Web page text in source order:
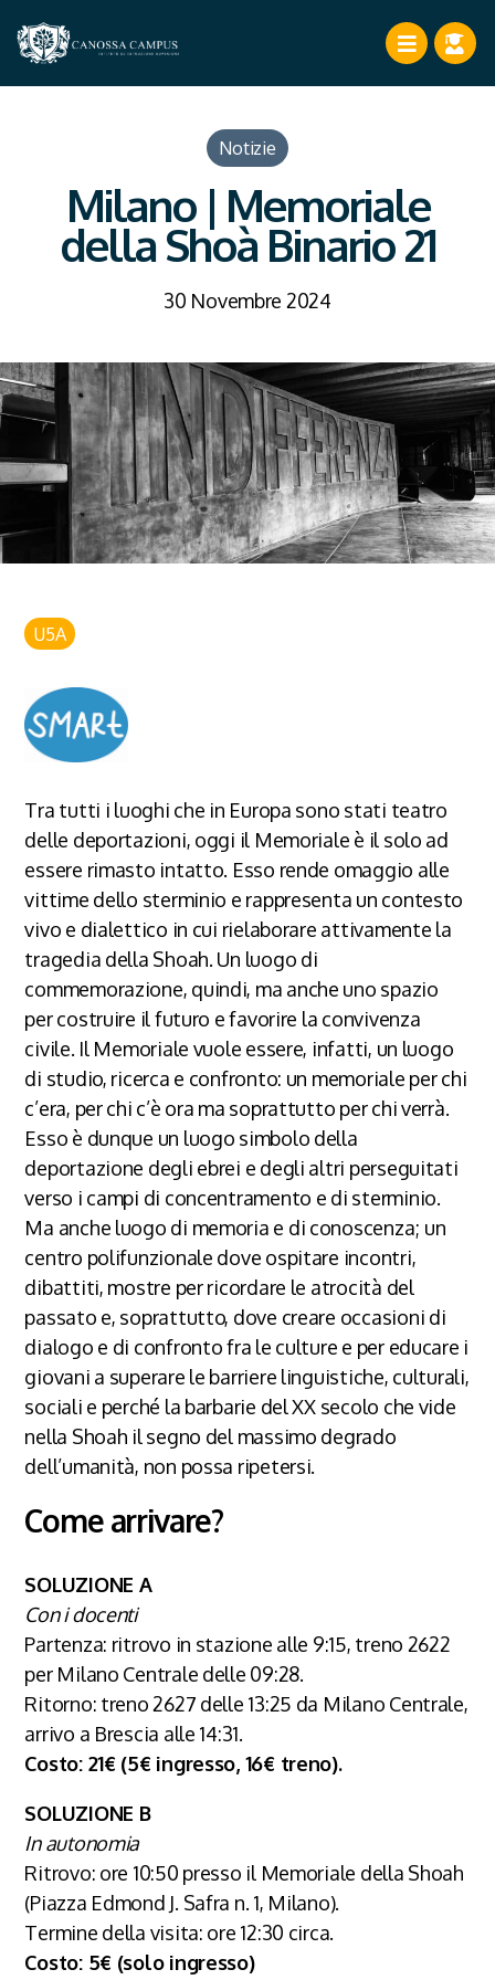
Notizie
Milano | Memoriale
della Shoà Binario 21
30 Novembre 2024
U5A
Tra tutti i luoghi che in Europa sono stati teatro
delle deportazioni, oggi il Memoriale è il solo ad
essere rimasto intatto. Esso rende omaggio alle
vittime dello sterminio e rappresenta un contesto
vivo e dialettico in cui rielaborare attivamente la
tragedia della Shoah. Un luogo di
commemorazione, quindi, ma anche uno spazio
per costruire il futuro e favorire la convivenza
civile. Il Memoriale vuole essere, infatti, un luogo
di studio, ricerca e confronto: un memoriale per chi
c’era, per chi c’è ora ma soprattutto per chi verrà.
Esso è dunque un luogo simbolo della
deportazione degli ebrei e degli altri perseguitati
verso i campi di concentramento e di sterminio.
Ma anche luogo di memoria e di conoscenza; un
centro polifunzionale dove ospitare incontri,
dibattiti, mostre per ricordare le atrocità del
passato e, soprattutto, dove creare occasioni di
dialogo e di confronto fra le culture e per educare i
giovani a superare le barriere linguistiche, culturali,
sociali e perché la barbarie del XX secolo che vide
nella Shoah il segno del massimo degrado
dell’umanità, non possa ripetersi.
Come arrivare?
SOLUZIONE A
Con i docenti
Partenza: ritrovo in stazione alle 9:15, treno 2622
per Milano Centrale delle 09:28.
Ritorno: treno 2627 delle 13:25 da Milano Centrale,
arrivo a Brescia alle 14:31.
Costo: 21€ (5€ ingresso, 16€ treno).
SOLUZIONE B
In autonomia
Ritrovo: ore 10:50 presso il Memoriale della Shoah
(Piazza Edmond J. Safra n. 1, Milano).
Termine della visita: ore 12:30 circa.
Costo: 5€ (solo ingresso)